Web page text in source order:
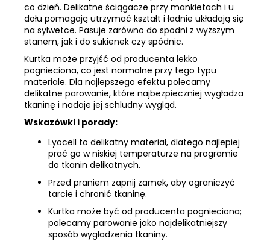
co dzień. Delikatne ściągacze przy mankietach i u
dołu pomagają utrzymać kształt i ładnie układają się
na sylwetce. Pasuje zarówno do spodni z wyższym
stanem, jak i do sukienek czy spódnic.
Kurtka może przyjść od producenta lekko
pognieciona, co jest normalne przy tego typu
materiale. Dla najlepszego efektu polecamy
delikatne parowanie, które najbezpieczniej wygładza
tkaninę i nadaje jej schludny wygląd.
Wskazówki i porady:
Lyocell to delikatny materiał, dlatego najlepiej
prać go w niskiej temperaturze na programie
do tkanin delikatnych.
Przed praniem zapnij zamek, aby ograniczyć
tarcie i chronić tkaninę.
Kurtka może być od producenta pognieciona;
polecamy parowanie jako najdelikatniejszy
sposób wygładzenia tkaniny.